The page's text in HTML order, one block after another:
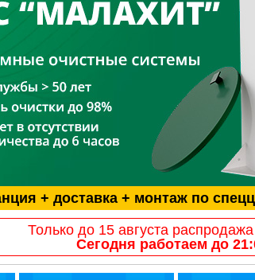
+ доставка + монтаж по
Только до 15 августа
Сегодня работаем до